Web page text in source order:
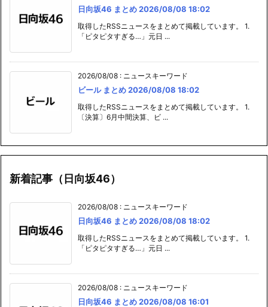
日向坂46 まとめ 2026/08/08 18:02
取得したRSSニュースをまとめて掲載しています。 1.
「ピタピタすぎる…」元日 ...
2026/08/08 : ニュースキーワード
ビール まとめ 2026/08/08 18:02
取得したRSSニュースをまとめて掲載しています。 1.
〔決算〕6月中間決算、ビ ...
新着記事（日向坂46）
2026/08/08 : ニュースキーワード
日向坂46 まとめ 2026/08/08 18:02
取得したRSSニュースをまとめて掲載しています。 1.
「ピタピタすぎる…」元日 ...
2026/08/08 : ニュースキーワード
日向坂46 まとめ 2026/08/08 16:01